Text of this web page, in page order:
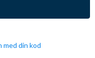
med din kod